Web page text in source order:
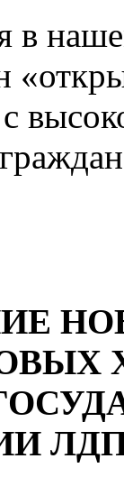
в